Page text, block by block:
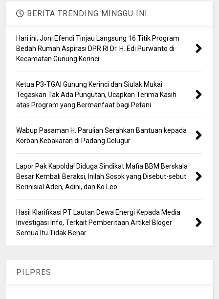
BERITA TRENDING MINGGU INI
Hari ini; Joni Efendi Tinjau Langsung 16 Titik Program
Bedah Rumah Aspirasi DPR RI Dr. H. Edi Purwanto di
Kecamatan Gunung Kerinci
Ketua P3-TGAI Gunung Kerinci dan Siulak Mukai
Tegaskan Tak Ada Pungutan, Ucapkan Terima Kasih
atas Program yang Bermanfaat bagi Petani
Wabup Pasaman H. Parulian Serahkan Bantuan kepada
Korban Kebakaran di Padang Gelugur
Lapor Pak Kapolda! Diduga Sindikat Mafia BBM Berskala
Besar Kembali Beraksi, Inilah Sosok yang Disebut-sebut
Berinisial Aden, Adini, dan Ko Leo
Hasil Klarifikasi PT Lautan Dewa Energi Kepada Media
Investigasi Info, Terkait Pemberitaan Artikel Bloger
Semua Itu Tidak Benar
PILPRES